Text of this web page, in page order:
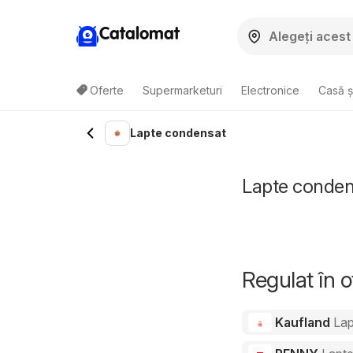
Catalomat
Oferte Supermarketuri Electronice Casă
Lapte condensat
Lapte
Regulat în
Kaufland